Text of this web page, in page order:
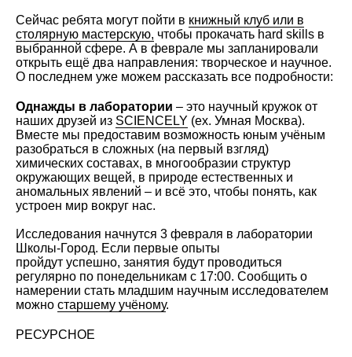
Сейчас ребята могут пойти в книжный клуб или в
столярную мастерскую, чтобы прокачать hard skills в
выбранной сфере. А в феврале мы запланировали
открыть ещё два направления: творческое и научное.
О последнем уже можем рассказать все подробности:
Однажды в лаборатории – это научный кружок от
наших друзей из SCIENCELY (ex. Умная Москва).
Вместе мы предоставим возможность юным учёным
разобраться в сложных (на первый взгляд)
химических составах, в многообразии структур
окружающих вещей, в природе естественных и
аномальных явлений – и всё это, чтобы понять, как
устроен мир вокруг нас.
Исследования начнутся 3 февраля в лаборатории
Школы-Город. Если первые опыты
пройдут успешно, занятия будут проводиться
регулярно по понедельникам с 17:00. Сообщить о
намерении стать младшим научным исследователем
можно старшему учёному.
РЕСУРСНОЕ